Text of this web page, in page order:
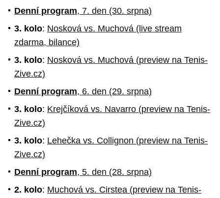
Denní program, 7. den (30. srpna)
3. kolo: Nosková vs. Muchová (live stream
zdarma, bilance)
3. kolo: Nosková vs. Muchová (preview na Tenis-
Zive.cz)
Denní program, 6. den (29. srpna)
3. kolo: Krejčíková vs. Navarro (preview na Tenis-
Zive.cz)
3. kolo: Lehečka vs. Collignon (preview na Tenis-
Zive.cz)
Denní program, 5. den (28. srpna)
2. kolo: Muchová vs. Cirstea (preview na Tenis-